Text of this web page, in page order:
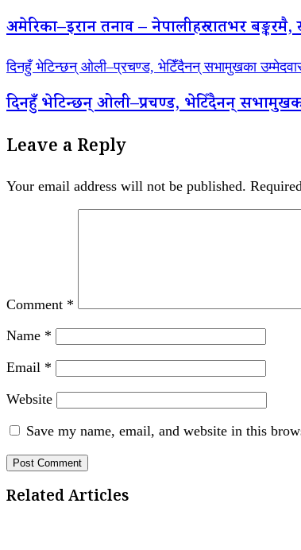
अमेरिका–इरान तनाव – नेपालीहरु रातभर
दिनहुँ भेटिन्छन् ओली–प्रचण्ड, भेटिँदैनन् सभामुखका
दिनहुँ भेटिन्छन् ओली–प्रचण्ड, भेटिँदैनन्
Leave a Reply
Your email address will not be published.
Comment *
Name *
Email *
Website
Save my name, email, and website in this
Related Articles